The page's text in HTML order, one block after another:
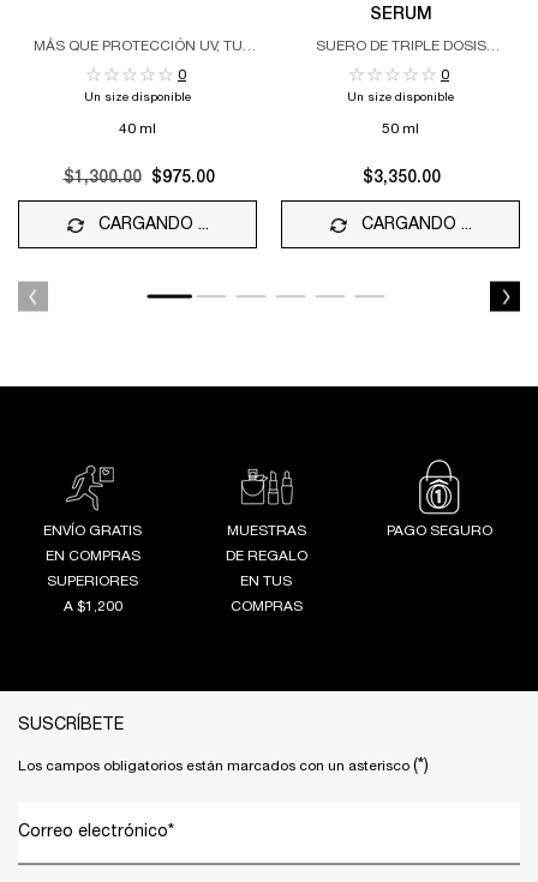
MÁS QUE PROTECCIÓN UV, TU
FOTOENVEJECIMIENTO
0
Un size disponible
40 ml
Old price
$1,300.00 New price
$975.00
CARGANDO ...
SERUM
SUERO DE TRIPLE DOSIS
0
Un size disponible
50 ml
$3,350.00
CARGANDO ...
ENVÍO GRATIS
EN COMPRAS
SUPERIORES
A $1,200
MUESTRAS
DE REGALO
EN TUS
COMPRAS
PAGO SEGURO
SUSCRÍBETE
Los campos obligatorios están marcados con un asterisco (*)
Correo electrónico*